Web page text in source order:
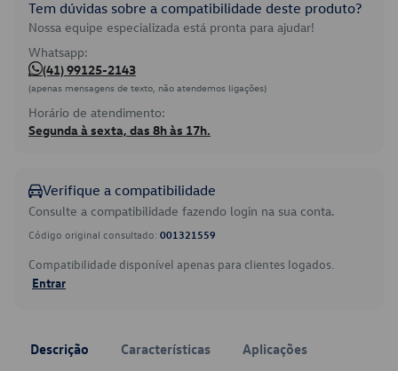
Tem dúvidas sobre a compatibilidade deste produto?
Nossa equipe especializada está pronta para ajudar!
Whatsapp:
(41) 99125-2143
(apenas mensagens de texto, não atendemos ligações)
Horário de atendimento:
Segunda à sexta, das 8h às 17h.
Verifique a compatibilidade
Consulte a compatibilidade fazendo login na sua conta.
Código original consultado: 001321559
Compatibilidade disponível apenas para clientes logados.
Entrar
Descrição Características Aplicações